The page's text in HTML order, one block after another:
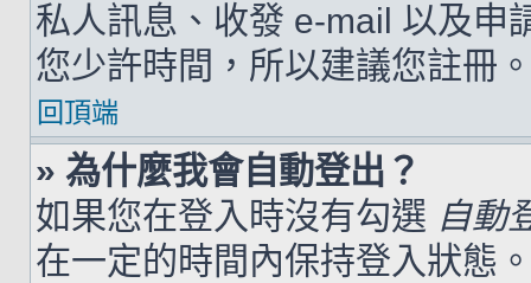
私人訊息、收發 e-mail 以及申
您少許時間，所以建議您註冊
回頂端
» 為什麼我會自動登出？
如果您在登入時沒有勾選 自動
在一定的時間內保持登入狀態